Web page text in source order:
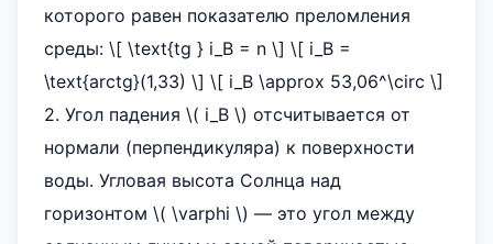
которого равен показателю преломления
среды: \[ \text{tg } i_B = n \] \[ i_B =
\text{arctg}(1,33) \] \[ i_B \approx 53,06^\circ \]
2. Угол падения \( i_B \) отсчитывается от
нормали (перпендикуляра) к поверхности
воды. Угловая высота Солнца над
горизонтом \( \varphi \) — это угол между